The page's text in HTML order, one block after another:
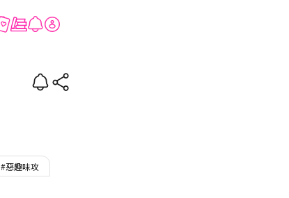
#惡趣味攻